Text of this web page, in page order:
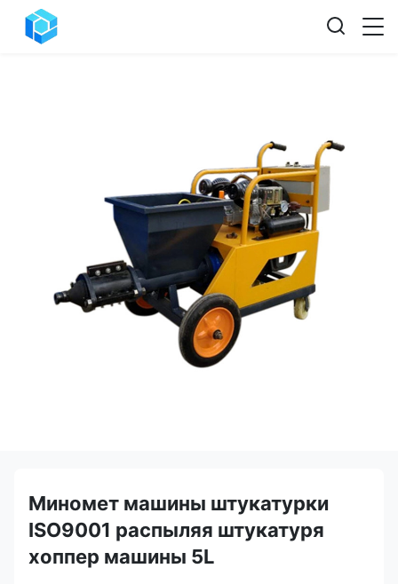
Миномет машины штукатурки
ISO9001 распыляя штукатуря
хоппер машины 5L